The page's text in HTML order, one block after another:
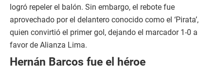
logró repeler el balón. Sin embargo, el rebote fue
aprovechado por el delantero conocido como el ‘Pirata’,
quien convirtió el primer gol, dejando el marcador 1-0 a
favor de Alianza Lima.
Hernán Barcos fue el héroe